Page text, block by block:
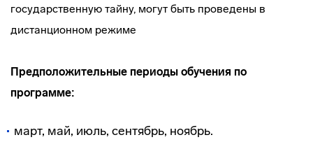
государственную тайну, могут быть проведены в
дистанционном режиме
Предположительные периоды обучения по
программе:
март, май, июль, сентябрь, ноябрь.